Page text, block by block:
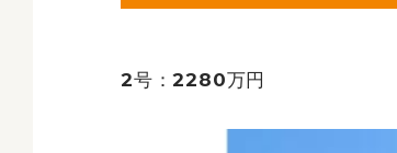
2号：2280万円